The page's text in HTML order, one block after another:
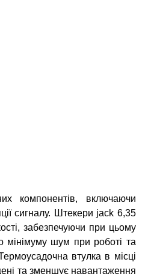
компонентів, включаючи
сигналу. Штекери jack 6,35
забезпечуючи при цьому
мінімуму шум при роботі та
втулка в місці
та зменшує навантаження